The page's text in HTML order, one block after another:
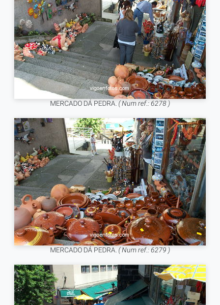
MERCADO DÁ PEDRA. ( Num ref.: 6278 )
MERCADO DÁ PEDRA. ( Num ref.: 6279 )